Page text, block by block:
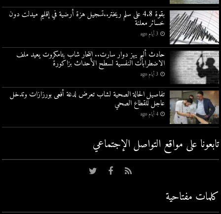
بقوة 4.8 على سلم ريختر..تسجيل هزة أرضية في إقليم ميدلت دون
خسائر معلنة
3 أيام ago
حادث أليم يهز دوار سارت.. انتحار شاب بتامكروت يعيد ملف
الاضطرابات النفسية لسطح الأحداث بزاكورة
3 أيام ago
تفاصيل الحالة الصحية لشاب تعرض لدغة أفعى بورزازات وتدخل
عاجل للقطاع الصحي
4 أيام ago
تابعونا على مواقع التواصل اﻹجتماعي
كلمات مفتاحية